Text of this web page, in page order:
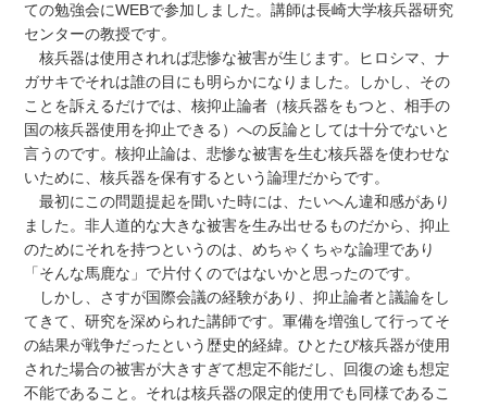
ての勉強会にWEBで参加しました。講師は長崎大学核兵器研究
センターの教授です。
核兵器は使用されれば悲惨な被害が生じます。ヒロシマ、ナ
ガサキでそれは誰の目にも明らかになりました。しかし、その
ことを訴えるだけでは、核抑止論者（核兵器をもつと、相手の
国の核兵器使用を抑止できる）への反論としては十分でないと
言うのです。核抑止論は、悲惨な被害を生む核兵器を使わせな
いために、核兵器を保有するという論理だからです。
最初にこの問題提起を聞いた時には、たいへん違和感があり
ました。非人道的な大きな被害を生み出せるものだから、抑止
のためにそれを持つというのは、めちゃくちゃな論理であり
「そんな馬鹿な」で片付くのではないかと思ったのです。
しかし、さすが国際会議の経験があり、抑止論者と議論をし
てきて、研究を深められた講師です。軍備を増強して行ってそ
の結果が戦争だったという歴史的経緯。ひとたび核兵器が使用
された場合の被害が大きすぎて想定不能だし、回復の途も想定
不能であること。それは核兵器の限定的使用でも同様であるこ